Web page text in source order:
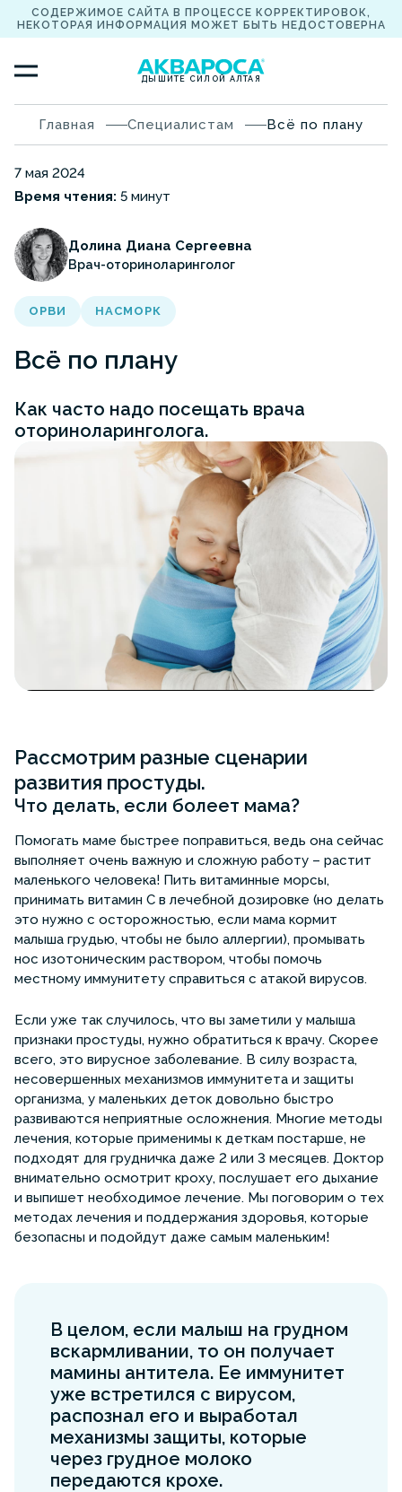
СОДЕРЖИМОЕ САЙТА В ПРОЦЕССЕ КОРРЕКТИРОВОК,
НЕКОТОРАЯ ИНФОРМАЦИЯ МОЖЕТ БЫТЬ НЕДОСТОВЕРНА
ДЫШИТЕ СИЛОЙ АЛТАЯ
Главная Специалистам Всё по плану
7 мая 2024
Время чтения: 5 минут
Долина Диана Сергеевна
Врач-оториноларинголог
ОРВИ НАСМОРК
Всё по плану
Как часто надо посещать врача
оториноларинголога.
Рассмотрим разные сценарии
развития простуды.
Что делать, если болеет мама?
Помогать маме быстрее поправиться, ведь она сейчас
выполняет очень важную и сложную работу – растит
маленького человека! Пить витаминные морсы,
принимать витамин С в лечебной дозировке (но делать
это нужно с осторожностью, если мама кормит
малыша грудью, чтобы не было аллергии), промывать
нос изотоническим раствором, чтобы помочь
местному иммунитету справиться с атакой вирусов.
Если уже так случилось, что вы заметили у малыша
признаки простуды, нужно обратиться к врачу. Скорее
всего, это вирусное заболевание. В силу возраста,
несовершенных механизмов иммунитета и защиты
организма, у маленьких деток довольно быстро
развиваются неприятные осложнения. Многие методы
лечения, которые применимы к деткам постарше, не
подходят для грудничка даже 2 или 3 месяцев. Доктор
внимательно осмотрит кроху, послушает его дыхание
и выпишет необходимое лечение. Мы поговорим о тех
методах лечения и поддержания здоровья, которые
безопасны и подойдут даже самым маленьким!
В целом, если малыш на грудном
вскармливании, то он получает
мамины антитела. Ее иммунитет
уже встретился с вирусом,
распознал его и выработал
механизмы защиты, которые
через грудное молоко
передаются крохе.